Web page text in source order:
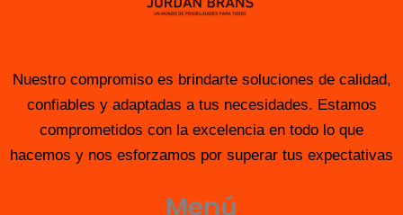
Nuestro compromiso es brindarte soluciones de calidad,
confiables y adaptadas a tus necesidades. Estamos
comprometidos con la excelencia en todo lo que
hacemos y nos esforzamos por superar tus expectativas
Menú